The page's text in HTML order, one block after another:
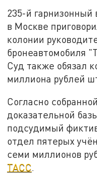
235-й гарнизонный
в Москве
колонии
бронеавтомобиля
Суд также обязал
миллиона рублей
Согласно
доказательной
подсудимый
отдел пятерых
семи миллионов
ТАСС.